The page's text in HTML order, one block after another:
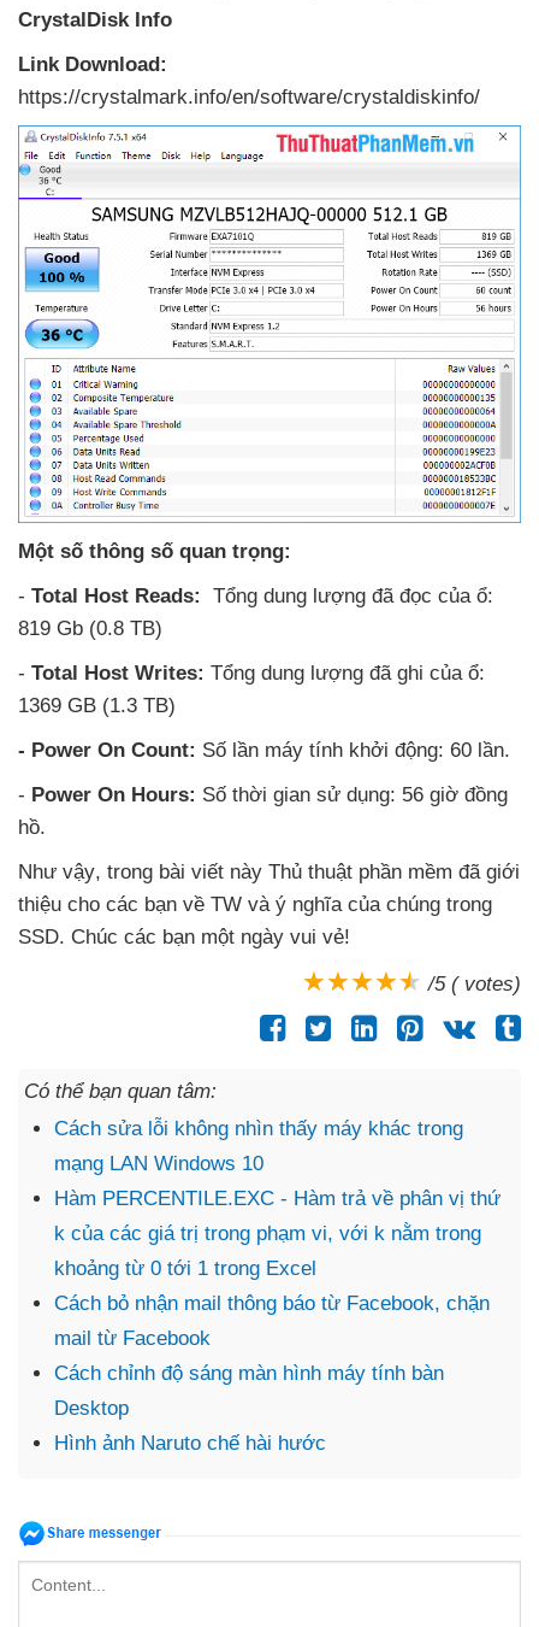
CrystalDisk Info
Link Download:
https://crystalmark.info/en/software/crystaldiskinfo/
Một số thông số quan trọng:
- Total Host Reads: Tổng dung lượng đã đọc của ổ:
819 Gb (0.8 TB)
- Total Host Writes: Tổng dung lượng đã ghi của ổ:
1369 GB (1.3 TB)
- Power On Count: Số lần máy tính khởi động: 60 lần.
- Power On Hours: Số thời gian sử dụng: 56 giờ đồng
hồ.
Như vậy, trong bài viết này Thủ thuật phần mềm đã giới
thiệu cho các bạn về TW và ý nghĩa của chúng trong
SSD. Chúc các bạn một ngày vui vẻ!
/5 ( votes)
Có thể bạn quan tâm:
Cách sửa lỗi không nhìn thấy máy khác trong
mạng LAN Windows 10
Hàm PERCENTILE.EXC - Hàm trả về phân vị thứ
k của các giá trị trong phạm vi, với k nằm trong
khoảng từ 0 tới 1 trong Excel
Cách bỏ nhận mail thông báo từ Facebook, chặn
mail từ Facebook
Cách chỉnh độ sáng màn hình máy tính bàn
Desktop
Hình ảnh Naruto chế hài hước